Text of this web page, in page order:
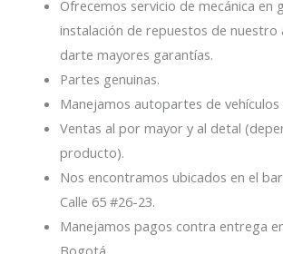
Ofrecemos servicio de mecánica en
instalación de repuestos de nuestro
darte mayores garantías.
Partes genuinas.
Manejamos autopartes de vehículos
Ventas al por mayor y al detal
producto).
Nos encontramos ubicados en el
Calle 65 #26-23.
Manejamos pagos contra entrega
Bogotá.